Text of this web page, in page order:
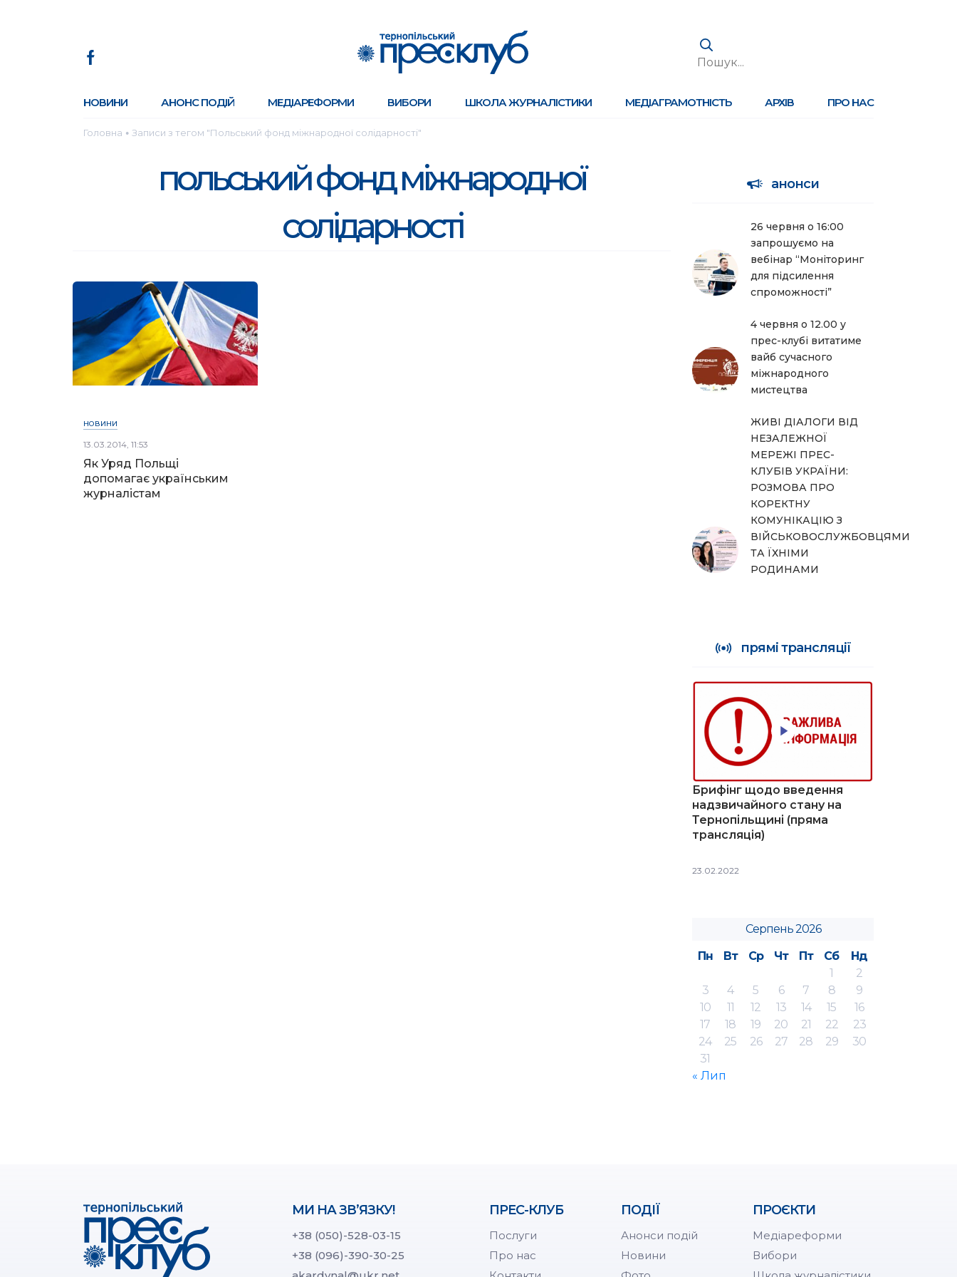
НОВИНИ АНОНС ПОДІЙ МЕДІАРЕФОРМИ ВИБОРИ ШКОЛА ЖУРНАЛІСТИКИ МЕДІАГРАМОТНІСТЬ АРХІВ ПРО НАС
Головна ● Записи з тегом "Польський фонд міжнародної солідарності"
польський фонд міжнародної
солідарності
НОВИНИ
13.03.2014, 11:53
Як Уряд Польщі
допомагає українським
журналістам
анонси
26 червня о 16:00
запрошуємо на
вебінар “Моніторинг
для підсилення
спроможності”
4 червня о 12.00 у
прес-клубі витатиме
вайб сучасного
міжнародного
мистецтва
ЖИВІ ДІАЛОГИ ВІД
НЕЗАЛЕЖНОЇ
МЕРЕЖІ ПРЕС-
КЛУБІВ УКРАЇНИ:
РОЗМОВА ПРО
КОРЕКТНУ
КОМУНІКАЦІЮ З
ВІЙСЬКОВОСЛУЖБОВЦЯМИ
ТА ЇХНІМИ
РОДИНАМИ
прямі трансляції
Брифінг щодо введення
надзвичайного стану на
Тернопільщині (пряма
трансляція)
23.02.2022
Серпень 2026
Пн
Вт Ср Чт Пт Сб
Нд
1
2
3
4 5 6 7 8
9
10
11 12 13 14 15
16
17
18 19 20 21 22
23
24
25 26 27 28 29
30
31
« Лип
МИ НА ЗВ’ЯЗКУ!
+38 (050)-528-03-15
+38 (096)-390-30-25
ПРЕС-КЛУБ
Послуги
Про нас
ПОДІЇ
Анонси подій
Новини
ПРОЄКТИ
Медіареформи
Вибори